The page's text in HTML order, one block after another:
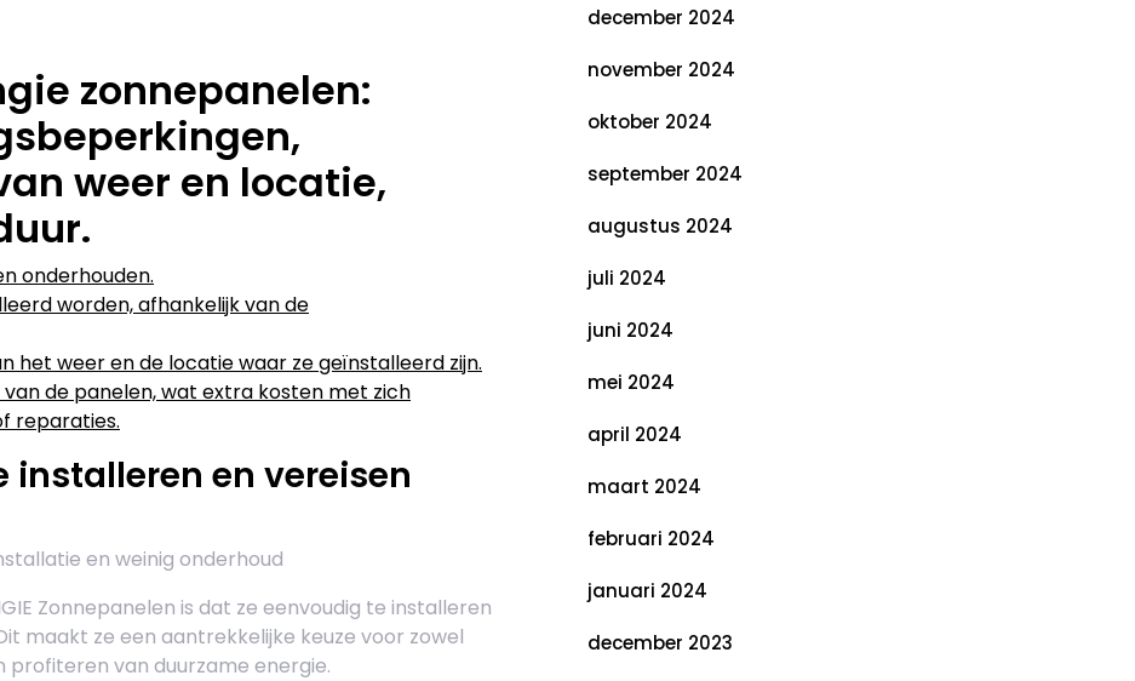
zonnepanelen:
weer en locatie,
onderhouden.
worden, afhankelijk van de
het weer en de locatie waar ze geïnstalleerd zijn.
de panelen, wat extra kosten met zich
reparaties.
installeren en vereisen
en weinig onderhoud
Zonnepanelen is dat ze eenvoudig te installeren
maakt ze een aantrekkelijke keuze voor zowel
profiteren van duurzame energie.
december 2024
november 2024
oktober 2024
september 2024
augustus 2024
juli 2024
juni 2024
mei 2024
april 2024
maart 2024
februari 2024
januari 2024
december 2023